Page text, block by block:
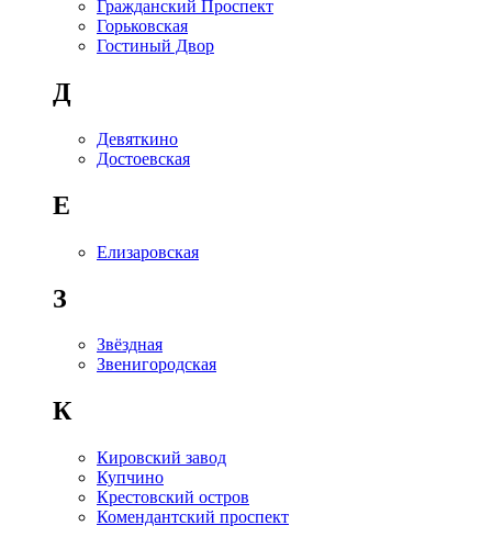
Гражданский Проспект
Горьковская
Гостиный Двор
Д
Девяткино
Достоевская
Е
Елизаровская
З
Звёздная
Звенигородская
К
Кировский завод
Купчино
Крестовский остров
Комендантский проспект